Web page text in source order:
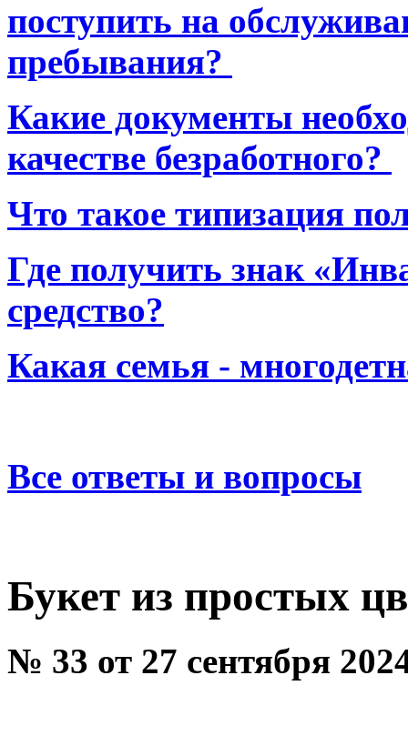
поступить на
пребывания?
Какие документы
качестве безработного?
Что такое типизация
Где получить знак
средство?
Какая семья -
Все ответы и вопросы
Букет из простых
№ 33 от 27 сентября